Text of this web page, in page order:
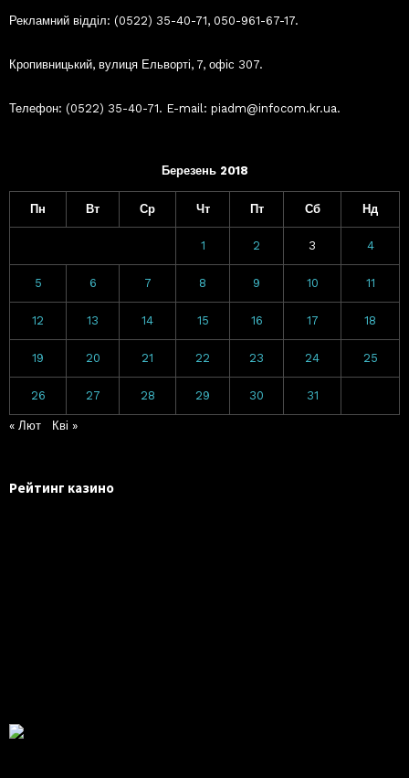
Рекламний відділ: (0522) 35-40-71, 050-961-67-17.
Кропивницький, вулиця Ельворті, 7, офіс 307.
Телефон: (0522) 35-40-71. E-mail: piadm@infocom.kr.ua.
Березень 2018
Пн Вт Ср Чт Пт Сб Нд
1 2 3 4
5 6 7 8 9 10 11
12 13 14 15 16 17 18
19 20 21 22 23 24 25
26 27 28 29 30 31
« Лют Кві »
Рейтинг казино